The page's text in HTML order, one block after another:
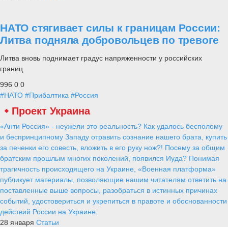
НАТО стягивает силы к границам России:
Литва подняла добровольцев по тревоге
Литва вновь поднимает градус напряженности у российских
границ.
996 0 0
#НАТО #Прибалтика #Россия
Проект Украина
«Анти Россия» - неужели это реальность? Как удалось бесполому
и беспринципному Западу отравить сознание нашего брата, купить
за печенки его совесть, вложить в его руку нож?! Посему за общим
братским прошлым многих поколений, появился Иуда? Понимая
трагичность происходящего на Украине, «Военная платформа»
публикует материалы, позволяющие нашим читателям ответить на
поставленные выше вопросы, разобраться в истинных причинах
событий, удостовериться и укрепиться в правоте и обоснованности
действий России на Украине.
28 января Статьи